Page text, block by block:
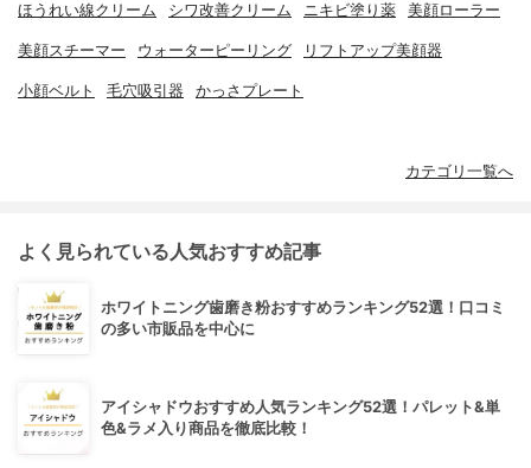
ほうれい線クリーム シワ改善クリーム ニキビ塗り薬 美顔ローラー
美顔スチーマー ウォーターピーリング リフトアップ美顔器
小顔ベルト 毛穴吸引器 かっさプレート
カテゴリ一覧へ
よく見られている人気おすすめ記事
ホワイトニング歯磨き粉おすすめランキング52選！口コミ
の多い市販品を中心に
アイシャドウおすすめ人気ランキング52選！パレット&単
色&ラメ入り商品を徹底比較！